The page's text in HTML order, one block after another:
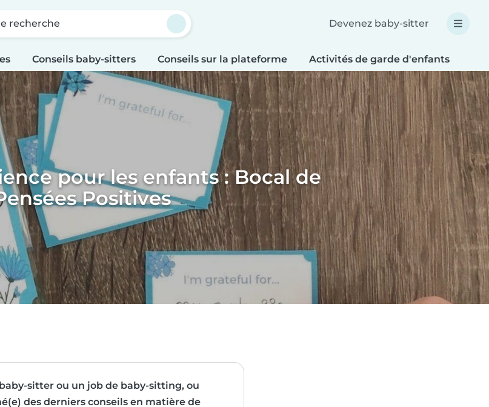
recherche Devenez baby-sitter
Conseils baby-sitters Conseils sur la plateforme Activités de garde d'enfants
pour les enfants : Bocal de
Positives
sitter ou un job de baby-sitting, ou
des derniers conseils en matière de